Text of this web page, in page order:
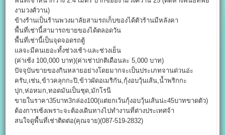
งามวงศ์วาน)
ข้างร้านเป็นร้านพวงมาลัยสามรถเก็บของได้ตัวร้านมีหลังคา
พื้นที่เช่านี้สามารถขายของได้ตลอดวัน
พื้นที่เช่านี้เป็นจุดจอดรถตู้
แลจะมีคนเยอะทั้งช่วงเช้า-และช่วงเย็น
(ค่าเซ้ง 100,000 บาท)(ค่าเช่าปกติเดือนละ 5,000 บาท)
ปัจจุบันขายของกินหลายอย่างโดยมากจะเป็นประเภทจานด่วนอ่ะ
ครับ,เช่น,ข้าวคลุกกะปิ,ข้าวผัดอเมริกัน,กุ้งอบวุ้นเส้น,น้ำพริกกะ
ปุก,ห่อหมก,ทอดมันเป็นชุด,มักโรนี
ขายในราคา35บาท3กล่อง100(แต่ยกเว้นกุ้งอบวุ้นเส้นน่ะ45บาทขาดตัว)
ต้องการเซ้งเพราะจะต้องเดินทางไปทำงานที่ต่างประเทศจ้า
สนใจดูพื้นที่เช่าติดต่อ(คุณจาย)(087-519-2832)